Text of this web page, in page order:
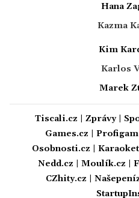
Hana
Kazma
Kim
Karlos
Marek
Tiscali.cz Zprávy|
Games.cz
Osobnosti.cz
Nedd.cz
Moulík.cz
CZhity.cz